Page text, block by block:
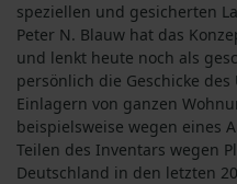
speziellen und gesicherten
Peter N. Blauw hat das
und lenkt heute noch als
persönlich die Geschicke
Einlagern von ganzen
beispielsweise wegen eines
Teilen des Inventars wegen
Deutschland in den letzten